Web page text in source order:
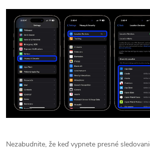
Nezabudnite, že keď vypnete presné